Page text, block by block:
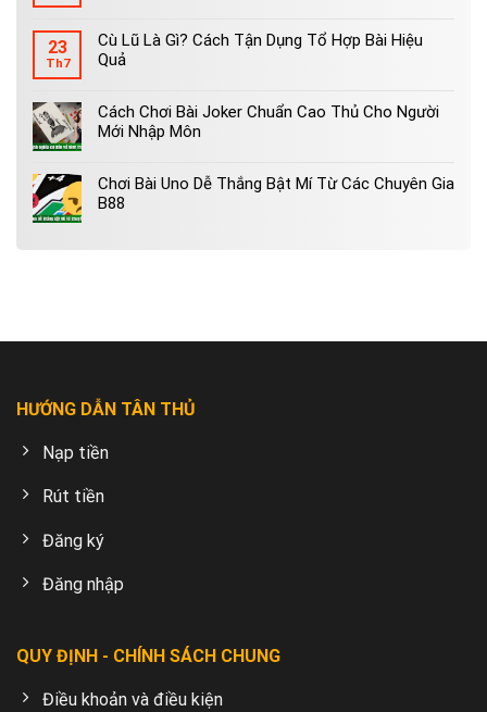
23
Th7
Cù Lũ Là Gì? Cách Tận Dụng Tổ Hợp Bài Hiệu
Quả
Cách Chơi Bài Joker Chuẩn Cao Thủ Cho Người
Mới Nhập Môn
Chơi Bài Uno Dễ Thắng Bật Mí Từ Các Chuyên Gia
B88
HƯỚNG DẪN TÂN THỦ
Nạp tiền
Rút tiền
Đăng ký
Đăng nhập
QUY ĐỊNH - CHÍNH SÁCH CHUNG
Điều khoản và điều kiện